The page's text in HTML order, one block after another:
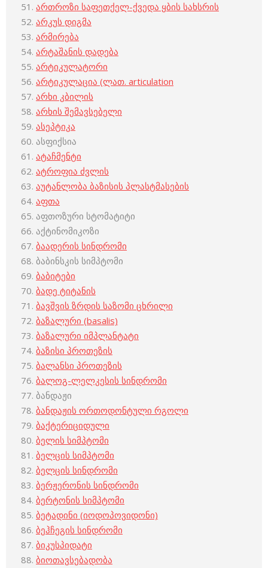
ართროზი საფეთქელ-ქვედა ყბის სახსრის
არკუს დიგმა
არმირება
არტაშანის დადება
არტიკულატორი
არტიკულაცია (ლათ. articulation
არხი კბილის
არხის შემავსებელი
ასეპტიკა
ასფიქსია
ატაჩმენტი
ატროფია ძვლის
აუტანლობა ბაზისის პლასტმასების
აფთა
აფთოზური სტომატიტი
აქტინომიკოზი
ბაადერის სინდრომი
ბაბინსკის სიმპტომი
ბაბიტები
ბადე ტიტანის
ბავშვის ზრდის საზომი ცხრილი
ბაზალური (basalis)
ბაზალური იმპლანტატი
ბაზისი პროთეზის
ბალანსი პროთეზის
ბალოგ-ლელკესის სინდრომი
ბანდაჟი
ბანდაჟის ორთოდონტული რგოლი
ბაქტერიციდული
ბელის სიმპტომი
ბელცის სიმპტომი
ბელცის სინდრომი
ბერჟერონის სინდრომი
ბერტონის სიმპტომი
ბეტადინი (იოდოპოვიდონი)
ბეჰჩეგის სინდრომი
ბიკუსპიდატი
ბიოთავსებადობა